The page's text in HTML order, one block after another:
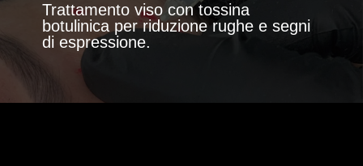
Trattamento viso con tossina
botulinica per riduzione rughe e segni
di espressione.